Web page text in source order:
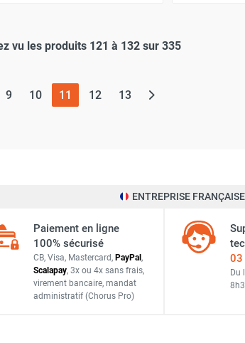
vu les produits 121 à 132 sur 335
9 10 11 (page actuelle)
12 13
ENTREPRISE
Paiement en ligne
100% sécurisé
CB, Visa, Mastercard, PayPal ,
Scalapay, 3x ou 4x sans frais,
virement bancaire, mandat
administratif (Chorus Pro)
03
Du